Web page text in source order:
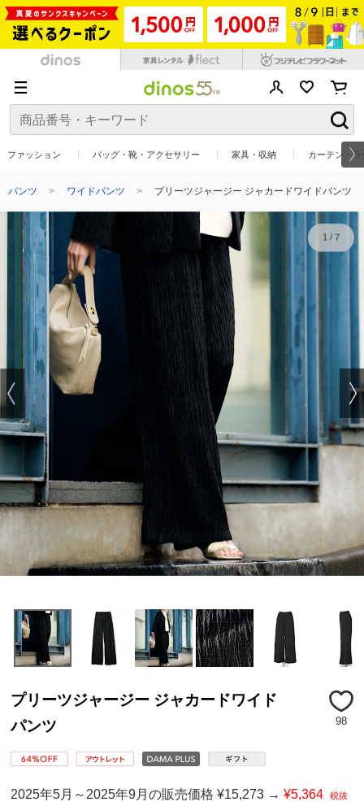
ファッション バッグ・靴・アクセサリー 家具・収納 カーテン・
パンツ ワイドパンツ プリーツジャージー ジャカードワイドパンツ
1/ 7
プリーツジャージー ジャカードワイド
パンツ
98
2025年5月～2025年9月の販売価格 ¥15,273 →¥5,364 税抜